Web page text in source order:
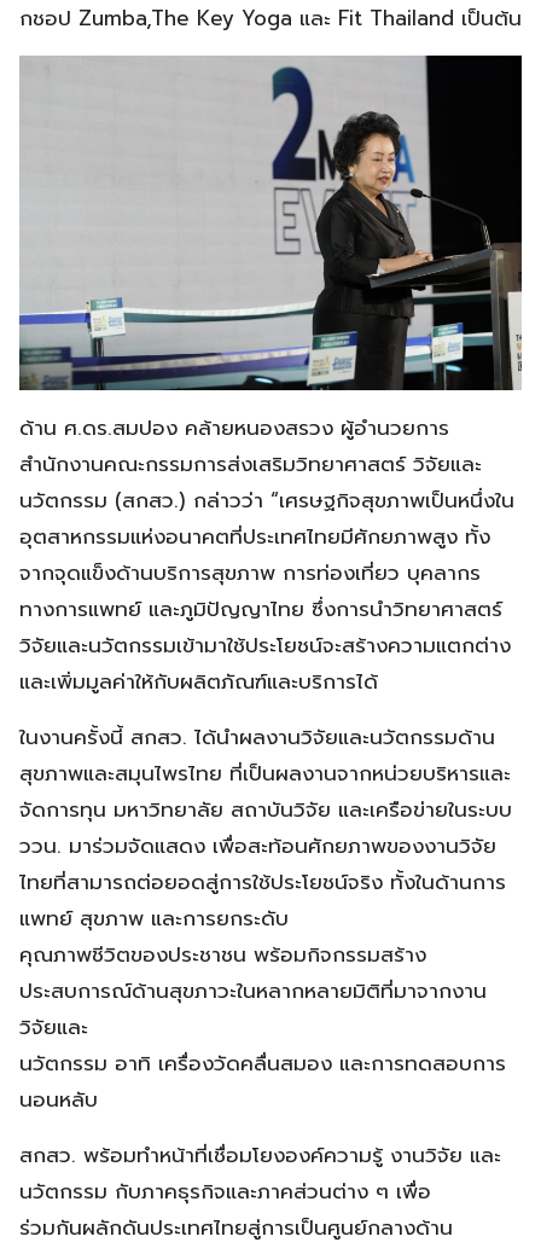
กชอป Zumba,The Key Yoga และ Fit Thailand เป็นต้น
​ด้าน ศ.ดร.สมปอง คล้ายหนองสรวง ผู้อำนวยการ
สำนักงานคณะกรรมการส่งเสริมวิทยาศาสตร์ วิจัยและ
นวัตกรรม (สกสว.) กล่าวว่า “เศรษฐกิจสุขภาพเป็นหนึ่งใน
อุตสาหกรรมแห่งอนาคตที่ประเทศไทยมีศักยภาพสูง ทั้ง
จากจุดแข็งด้านบริการสุขภาพ การท่องเที่ยว บุคลากร
ทางการแพทย์ และภูมิปัญญาไทย ซึ่งการนำวิทยาศาสตร์
วิจัยและนวัตกรรมเข้ามาใช้ประโยชน์จะสร้างความแตกต่าง
และเพิ่มมูลค่าให้กับผลิตภัณฑ์และบริการได้
ในงานครั้งนี้ สกสว. ได้นำผลงานวิจัยและนวัตกรรมด้าน
สุขภาพและสมุนไพรไทย ที่เป็นผลงานจากหน่วยบริหารและ
จัดการทุน มหาวิทยาลัย สถาบันวิจัย และเครือข่ายในระบบ
ววน. มาร่วมจัดแสดง เพื่อสะท้อนศักยภาพของงานวิจัย
ไทยที่สามารถต่อยอดสู่การใช้ประโยชน์จริง ทั้งในด้านการ
แพทย์ สุขภาพ และการยกระดับ
คุณภาพชีวิตของประชาชน พร้อมกิจกรรมสร้าง
ประสบการณ์ด้านสุขภาวะในหลากหลายมิติที่มาจากงาน
วิจัยและ
นวัตกรรม อาทิ เครื่องวัดคลื่นสมอง และการทดสอบการ
นอนหลับ
สกสว. พร้อมทำหน้าที่เชื่อมโยงองค์ความรู้ งานวิจัย และ
นวัตกรรม กับภาคธุรกิจและภาคส่วนต่าง ๆ เพื่อ
ร่วมกันผลักดันประเทศไทยสู่การเป็นศูนย์กลางด้าน